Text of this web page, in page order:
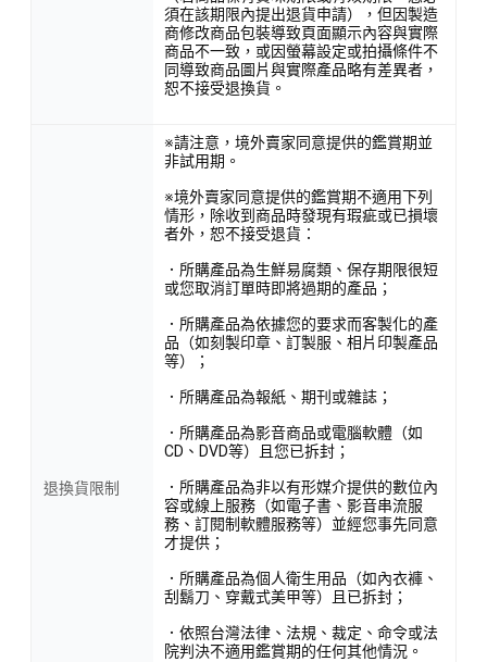
須在該期限內提出退貨申請），但因製造
商修改商品包裝導致頁面顯示內容與實際
商品不一致，或因螢幕設定或拍攝條件不
同導致商品圖片與實際產品略有差異者，
恕不接受退換貨。
退換貨限制
※請注意，境外賣家同意提供的鑑賞期並
非試用期。
※境外賣家同意提供的鑑賞期不適用下列
情形，除收到商品時發現有瑕疵或已損壞
者外，恕不接受退貨：
．所購產品為生鮮易腐類、保存期限很短
或您取消訂單時即將過期的產品；
．所購產品為依據您的要求而客製化的產
品（如刻製印章、訂製服、相片印製產品
等）；
．所購產品為報紙、期刊或雜誌；
．所購產品為影音商品或電腦軟體（如
CD、DVD等）且您已拆封；
．所購產品為非以有形媒介提供的數位內
容或線上服務（如電子書、影音串流服
務、訂閱制軟體服務等）並經您事先同意
才提供；
．所購產品為個人衛生用品（如內衣褲、
刮鬍刀、穿戴式美甲等）且已拆封；
．依照台灣法律、法規、裁定、命令或法
院判決不適用鑑賞期的任何其他情況。